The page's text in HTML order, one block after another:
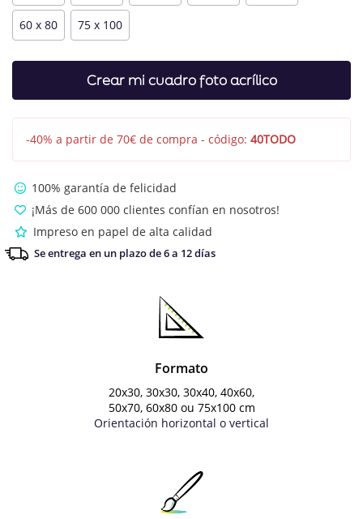
60 x 80 75 x 100
Crear mi cuadro foto acrílico
-40% a partir de 70€ de compra - código: 40TODO
100% garantía de felicidad
¡Más de 600 000 clientes confían en nosotros!
Impreso en papel de alta calidad
Se entrega en un plazo de 6 a 12 días
Formato
20x30, 30x30, 30x40, 40x60,
50x70, 60x80 ou 75x100 cm
Orientación horizontal o vertical